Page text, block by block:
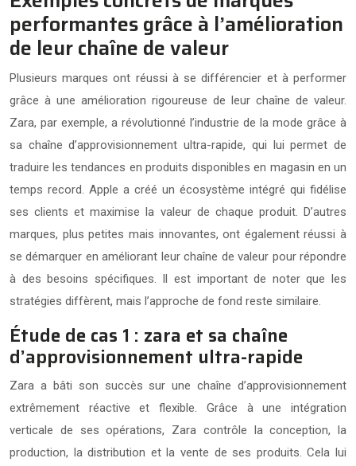
performantes grâce à l’amélioration
de leur chaîne de valeur
Plusieurs marques ont réussi à se différencier et à performer
grâce à une amélioration rigoureuse de leur chaîne de valeur.
Zara, par exemple, a révolutionné l’industrie de la mode grâce à
sa chaîne d’approvisionnement ultra-rapide, qui lui permet de
traduire les tendances en produits disponibles en magasin en un
temps record. Apple a créé un écosystème intégré qui fidélise
ses clients et maximise la valeur de chaque produit. D’autres
marques, plus petites mais innovantes, ont également réussi à
se démarquer en améliorant leur chaîne de valeur pour répondre
à des besoins spécifiques. Il est important de noter que les
stratégies diffèrent, mais l’approche de fond reste similaire.
Étude de cas 1 : zara et sa chaîne
d’approvisionnement ultra-rapide
Zara a bâti son succès sur une chaîne d’approvisionnement
extrêmement réactive et flexible. Grâce à une intégration
verticale de ses opérations, Zara contrôle la conception, la
production, la distribution et la vente de ses produits. Cela lui